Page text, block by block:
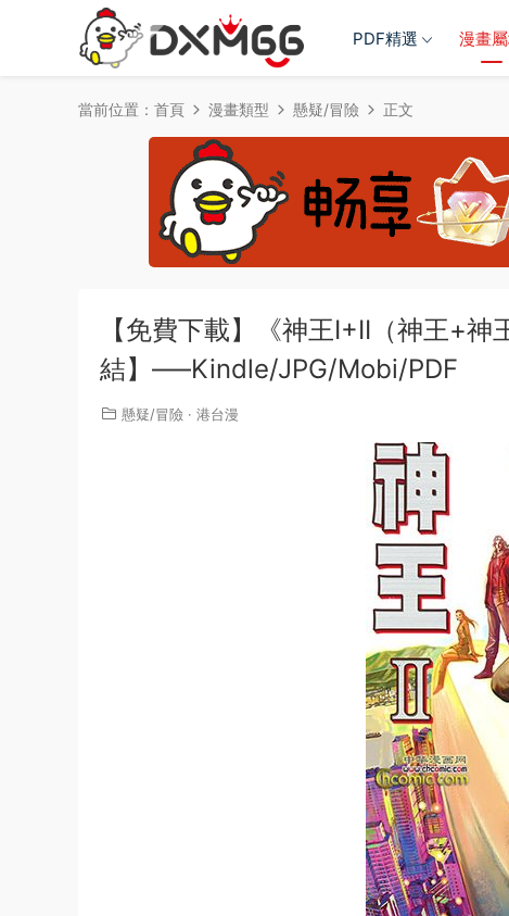
PDF精選 漫畫
當前位置： 首頁 漫畫類型 懸疑/冒險 正文
【免費下載】《神王I+II（神王+
結】—–Kindle/JPG/Mobi/PDF
懸疑/冒險 · 港台漫